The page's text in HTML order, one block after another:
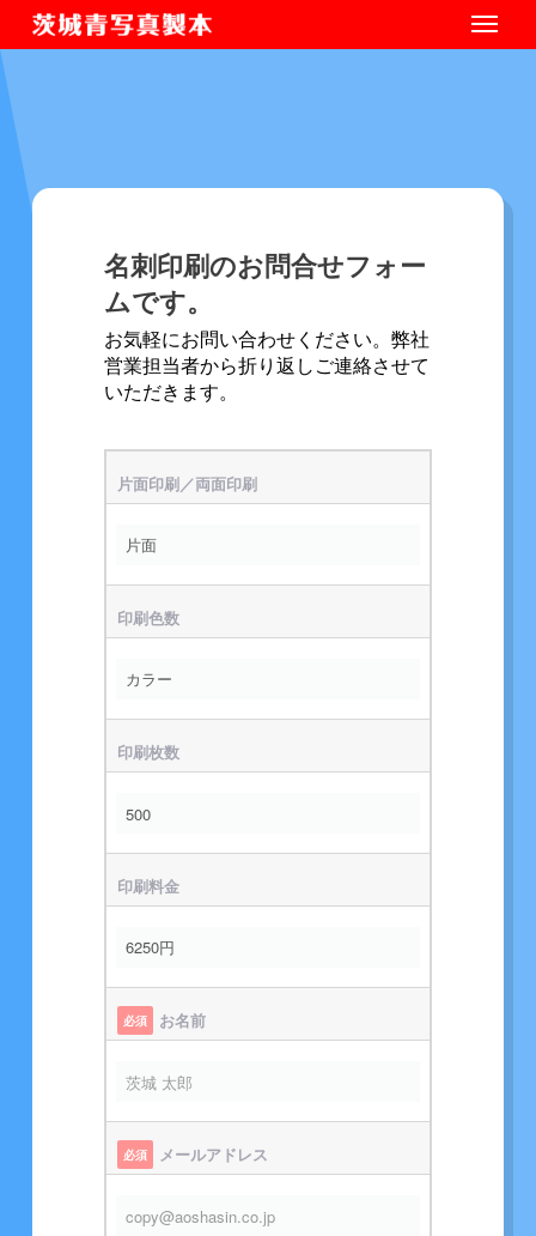
名刺印刷のお問合せフォー
ムです。
お気軽にお問い合わせください。弊社
営業担当者から折り返しご連絡させて
いただきます。
片面印刷／両面印刷
印刷色数
印刷枚数
印刷料金
必須 お名前
必須 メールアドレス